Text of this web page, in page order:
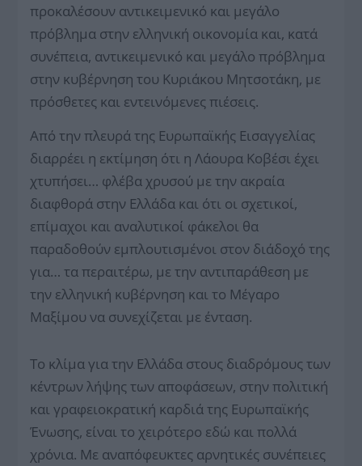
προκαλέσουν αντικειμενικό και μεγάλο
πρόβλημα στην ελληνική οικονομία και, κατά
συνέπεια, αντικειμενικό και μεγάλο πρόβλημα
στην κυβέρνηση του Κυριάκου Μητσοτάκη, με
πρόσθετες και ε­ντεινόμενες πιέσεις.
Από την πλευρά της Ευρωπαϊκής Εισαγγελίας
διαρρέει η εκτίμηση ότι η Λάουρα Κοβέσι έχει
χτυπήσει… φλέβα χρυσού με την ακραία
διαφθορά στην Ελλάδα και ότι οι σχετικοί,
επίμαχοι και αναλυτικοί φάκελοι θα
παραδοθούν εμπλουτισμένοι στον διάδοχό της
για… τα περαιτέρω, με την αντιπαράθεση με
την ελληνική κυβέρνηση και το Μέγαρο
Μαξίμου να συνεχίζεται με έ­νταση.
Το κλίμα για την Ελλάδα στους διαδρόμους των
κέντρων λήψης των αποφάσεων, στην πολιτική
και γραφειοκρατική καρδιά της Ευρωπαϊκής
Ένωσης, είναι το χειρότερο εδώ και πολλά
χρόνια. Με αναπόφευκτες αρνητικές συνέπειες